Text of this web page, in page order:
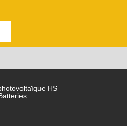
HS –